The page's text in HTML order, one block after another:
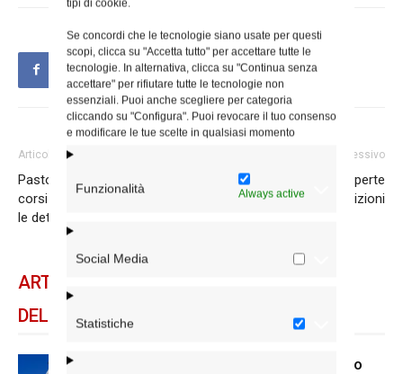
tipi di cookie.
Se concordi che le tecnologie siano usate per questi
scopi, clicca su "Accetta tutto" per accettare tutte le
tecnologie. In alternativa, clicca su "Continua senza
accettare" per rifiutare tutte le tecnologie non
essenziali. Puoi anche scegliere per categoria
cliccando su "Configura". Puoi revocare il tuo consenso
e modificare le tue scelte in qualsiasi momento
Funzionalità Always active
Social Media
Statistiche
Articolo precedente
Pastorale carceraria: incontri,
corsi e una nuova struttura per
le detenute
Articolo successivo
Giubileo dei ministranti, aperte
le iscrizioni
ARTICOLI CORRELATI
DELLO STESSO AUTORE
Dal 28 al 31 agosto il pellegrinaggio